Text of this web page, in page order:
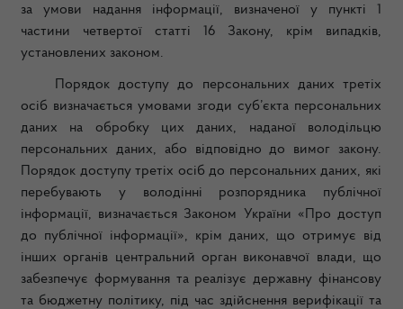
за умови надання інформації, визначеної у пункті 1
частини четвертої статті 16 Закону, крім випадків,
установлених законом.
Порядок доступу до персональних даних третіх
осіб визначається умовами згоди суб’єкта персональних
даних на обробку цих даних, наданої володільцю
персональних даних, або відповідно до вимог закону.
Порядок доступу третіх осіб до персональних даних, які
перебувають у володінні розпорядника публічної
інформації, визначається Законом України «Про доступ
до публічної інформації», крім даних, що отримує від
інших органів центральний орган виконавчої влади, що
забезпечує формування та реалізує державну фінансову
та бюджетну політику, під час здійснення верифікації та